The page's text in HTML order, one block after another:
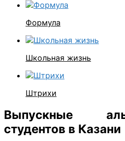
Формула
Школьная жизнь
Штрихи
Выпускные
студентов в Казани